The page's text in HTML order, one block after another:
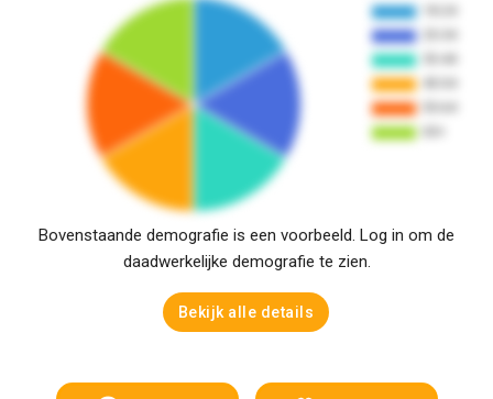
Bovenstaande demografie is een voorbeeld. Log in om de
daadwerkelijke demografie te zien.
Bekijk alle details